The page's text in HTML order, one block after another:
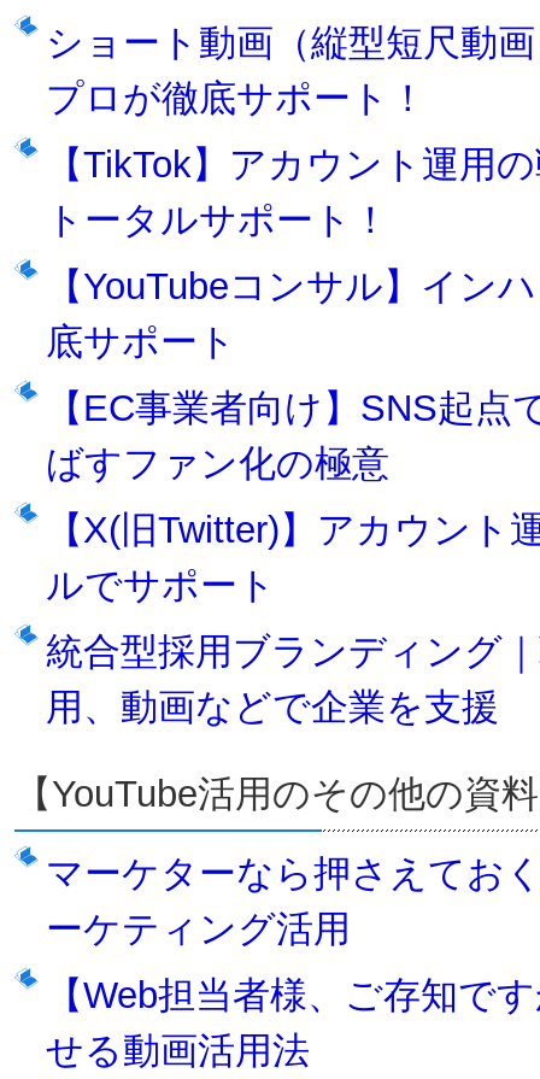
ショート動画（縦型短尺動
プロが徹底サポート！
【TikTok】アカウント運用
トータルサポート！
【YouTubeコンサル】イン
底サポート
【EC事業者向け】SNS起
ばすファン化の極意
【X(旧Twitter)】アカウン
ルでサポート
統合型採用ブランディング
用、動画などで企業を支援
【YouTube活用のその他の資
マーケターなら押さえてお
ーケティング活用
【Web担当者様、ご存知で
せる動画活用法